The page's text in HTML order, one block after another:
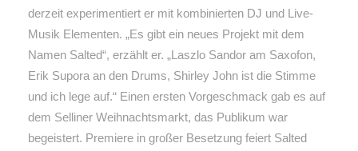
derzeit experimentiert er mit kombinierten DJ und Live-
Musik Elementen. „Es gibt ein neues Projekt mit dem
Namen Salted“, erzählt er. „Laszlo Sandor am Saxofon,
Erik Supora an den Drums, Shirley John ist die Stimme
und ich lege auf.“ Einen ersten Vorgeschmack gab es auf
dem Selliner Weihnachtsmarkt, das Publikum war
begeistert. Premiere in großer Besetzung feiert Salted